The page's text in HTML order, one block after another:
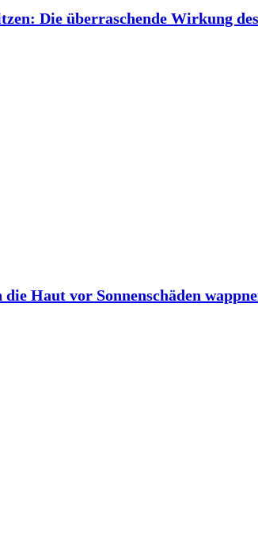
Die überraschende Wirkung
Haut vor Sonnenschäden